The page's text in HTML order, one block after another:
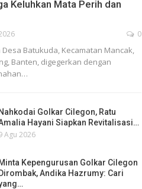
Keluhkan Mata Perih dan
0
Desa Batukuda, Kecamatan Mancak,
Banten, digegerkan dengan
Nahkodai Golkar Cilegon, Ratu
Hayani Siapkan Revitalisasi…
Agu 2026
Minta Kepengurusan Golkar Cilegon
Dirombak, Andika Hazrumy: Cari